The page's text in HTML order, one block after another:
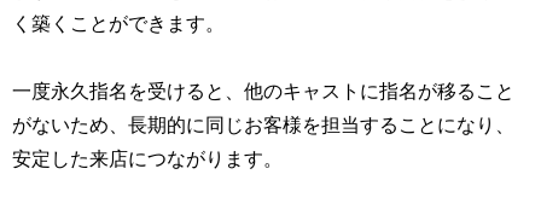
く築くことができます。
一度永久指名を受けると、他のキャストに指名が移ること
がないため、長期的に同じお客様を担当することになり、
安定した来店につながります。